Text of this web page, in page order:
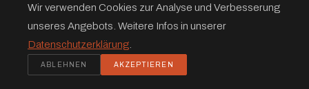
Wir verwenden Cookies zur Analyse und Verbesserung
unseres Angebots. Weitere Infos in unserer
Datenschutzerklärung
ABLEHNEN AKZEPTIEREN